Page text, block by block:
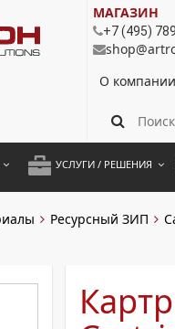
МАГАЗИН
+7 (495)
О компании
УСЛУГИ / РЕШЕНИЯ
Ресурсный ЗИП